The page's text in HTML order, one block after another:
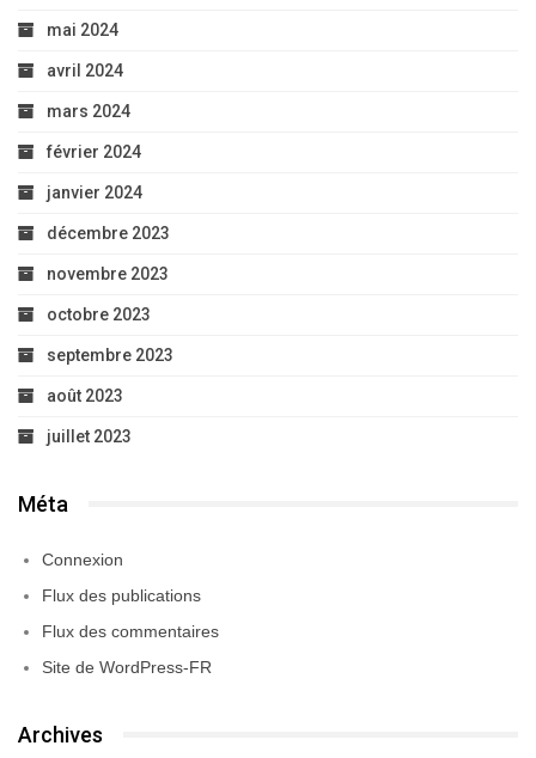
mai 2024
avril 2024
mars 2024
février 2024
janvier 2024
décembre 2023
novembre 2023
octobre 2023
septembre 2023
août 2023
juillet 2023
Méta
Connexion
Flux des publications
Flux des commentaires
Site de WordPress-FR
Archives